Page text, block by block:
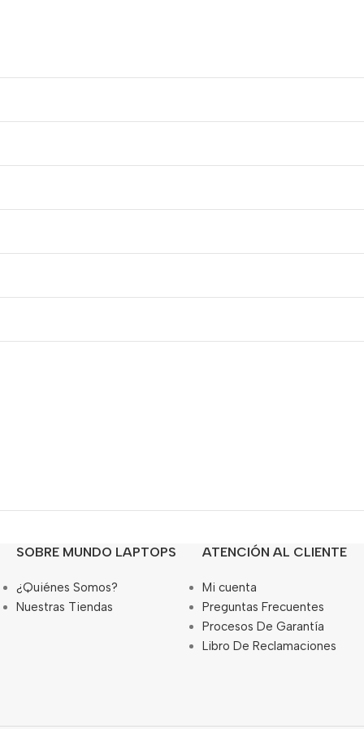
SOBRE MUNDO LAPTOPS
¿Quiénes Somos?
Nuestras Tiendas
ATENCIÓN AL CLIENTE
Mi cuenta
Preguntas Frecuentes
Procesos De Garantía
Libro De Reclamaciones